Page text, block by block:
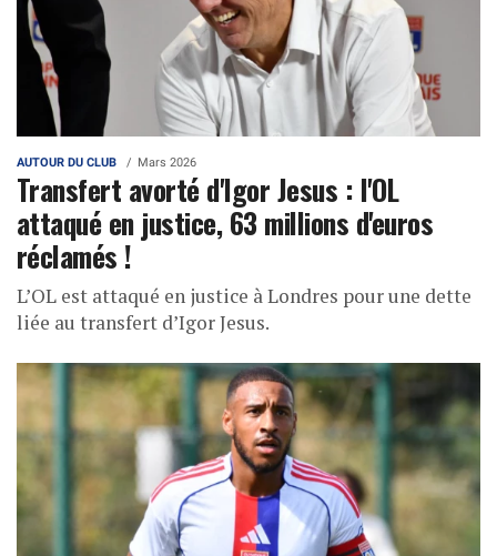
AUTOUR DU CLUB Mars 2026
Transfert avorté d'Igor Jesus : l'OL
attaqué en justice, 63 millions d'euros
réclamés !
L’OL est attaqué en justice à Londres pour une dette
liée au transfert d’Igor Jesus.